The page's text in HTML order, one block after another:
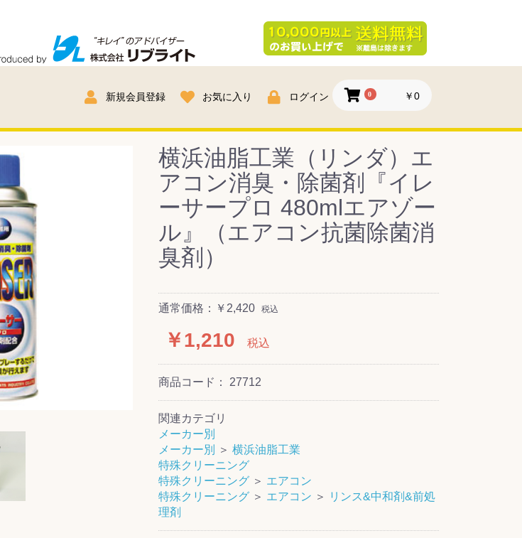
新規会員登録 お気に入り ログイン 0 ￥0
横浜油脂工業（リンダ）エ
アコン消臭・除菌剤『イレ
ーサープロ 480mlエアゾー
ル』（エアコン抗菌除菌消
臭剤）
通常価格：￥2,420 税込
￥1,210 税込
商品コード： 27712
関連カテゴリ
メーカー別
メーカー別
＞ 横浜油脂工業
特殊クリーニング
特殊クリーニング ＞ エアコン
特殊クリーニング ＞ エアコン ＞
リンス&中和剤&前処
理剤